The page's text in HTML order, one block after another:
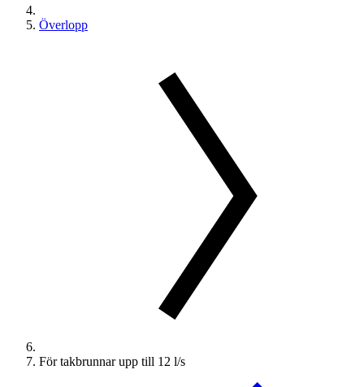
Överlopp
För takbrunnar upp till 12 l/s